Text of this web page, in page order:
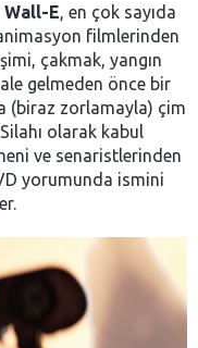
Wall-E, en çok sayıda
filmlerinden
çakmak, yangın
gelmeden önce bir
(biraz zorlamayla) çim
olarak kabul
ve senaristlerinden
yorumunda ismini